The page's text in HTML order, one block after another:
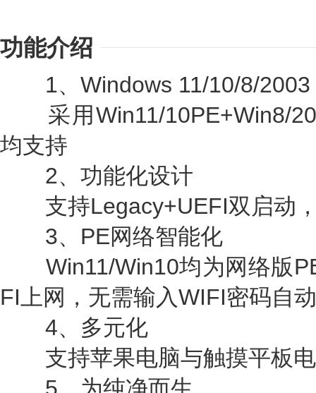
功能介绍
1、Windows 11/10/8/
采用Win11/10PE+Win8/
均支持
2、功能化设计
支持Legacy+UEFI双启动，
3、PE网络智能化
Win11/Win10均为网络版
FI上网，无需输入WIFI密码自
4、多元化
支持苹果电脑与触摸平板